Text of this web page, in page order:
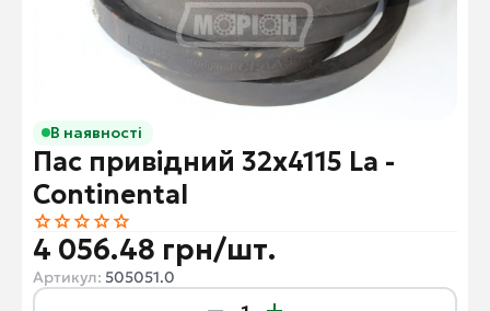
В наявності
Пас привідний 32x4115 La -
Continental
4 056.48 грн/шт.
Артикул: 505051.0